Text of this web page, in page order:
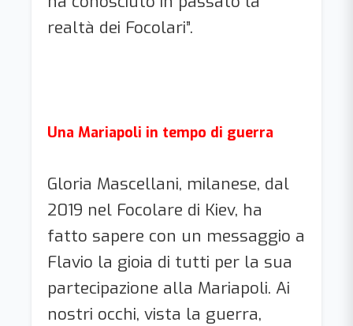
realtà dei Focolari”.
Una Mariapoli in tempo di guerra
Gloria Mascellani, milanese, dal
2019 nel Focolare di Kiev, ha
fatto sapere con un messaggio a
Flavio la gioia di tutti per la sua
partecipazione alla Mariapoli. Ai
nostri occhi, vista la guerra,